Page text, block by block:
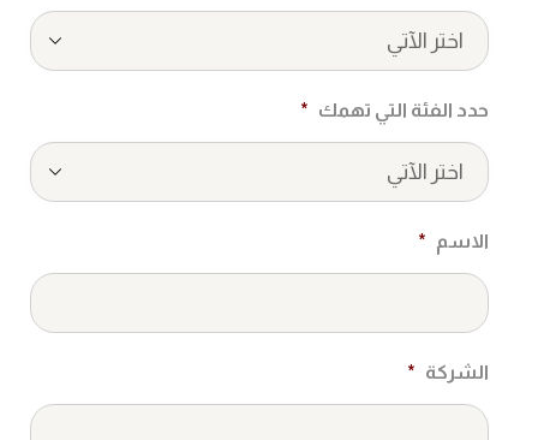
حدد الفئة التي تهمك *
الاسم *
الشركة *